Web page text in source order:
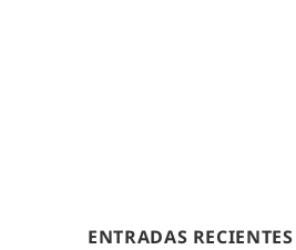
ENTRADAS RECIENTES